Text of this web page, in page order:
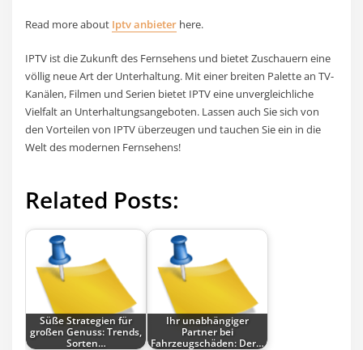
Read more about Iptv anbieter here.
IPTV ist die Zukunft des Fernsehens und bietet Zuschauern eine
völlig neue Art der Unterhaltung. Mit einer breiten Palette an TV-
Kanälen, Filmen und Serien bietet IPTV eine unvergleichliche
Vielfalt an Unterhaltungsangeboten. Lassen auch Sie sich von
den Vorteilen von IPTV überzeugen und tauchen Sie ein in die
Welt des modernen Fernsehens!
Related Posts:
Süße Strategien für
großen Genuss: Trends,
Sorten…
Ihr unabhängiger
Partner bei
Fahrzeugschäden: Der…